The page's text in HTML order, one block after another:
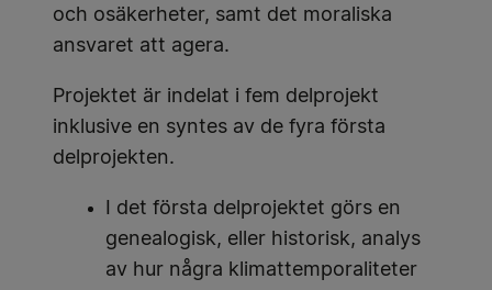
och osäkerheter, samt det moraliska
ansvaret att agera.
Projektet är indelat i fem delprojekt
inklusive en syntes av de fyra första
delprojekten.
I det första delprojektet görs en
genealogisk, eller historisk, analys
av hur några klimattemporaliteter